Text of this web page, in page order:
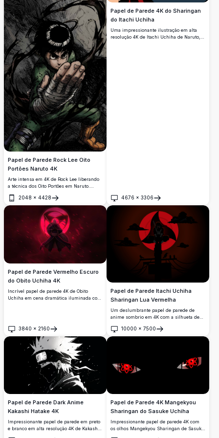
Papel de Parede Rock Lee Oito
Portões Naruto 4K
Arte intensa em 4K de Rock Lee liberando
a técnica dos Oito Portões em Naruto.
Apresenta energia escura dinâmica,
macacão verde surrado de batalhas e
postura de combate taijutsu com detalhes
impressionantes em alta resolução.
2048 × 4428
Abrir
Papel de Parede 4K do Sharingan
do Itachi Uchiha
Uma impressionante ilustração em alta
resolução 4K de Itachi Uchiha de Naruto,
4676 × 3306
Abrir
Papel de Parede Vermelho Escuro
do Obito Uchiha 4K
Incrível papel de parede 4K de Obito
Uchiha em cena dramática iluminada com
anime e entusiastas de Naruto.
3840 × 2160
Abrir
Papel de Parede Itachi Uchiha
Sharingan Lua Vermelha
Um deslumbrante papel de parede de
anime sombrio em 4K com a silhueta de
vermelha brilhante. Corvos pousam nas
proximidades enquanto nuvens escuras
10000 × 7500
Abrir
Papel de Parede Dark Anime
Kakashi Hatake 4K
Impressionante papel de parede em preto
e branco em alta resolução 4K de Kakashi
Papel de Parede 4K Mangekyou
Sharingan do Sasuke Uchiha
Impressionante papel de parede 4K com
os olhos Mangekyou Sharingan de Sasuke